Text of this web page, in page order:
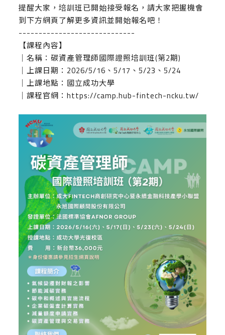
提醒大家，培訓班已開始接受報名，請大家把握機會
到下方網頁了解更多資訊並開始報名吧！
-----------------------------
【課程內容】
｜名稱：碳資產管理師國際證照培訓班(第2期)
｜上課日期：2026/5/16、5/17、5/23、5/24
｜上課地點：國立成功大學
｜課程官網：https://camp.hub-fintech-ncku.tw/